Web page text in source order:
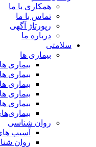
همکاری با ما
تماس با ما
رپورتاژ آگهی
درباره ما
سلامتی
بیماری ها
بیماری
بیماری
بیماری
بیماری
بیماری
روان شناسی
آسیب
روان